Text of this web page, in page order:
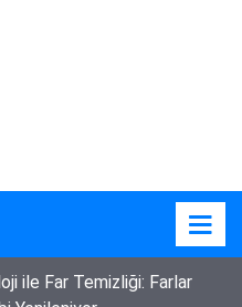
Kadın Vefat Etti